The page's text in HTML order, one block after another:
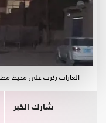
الغارات ركزت على محيط
شارك الخبر